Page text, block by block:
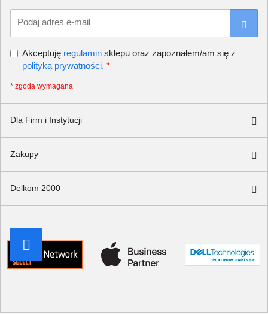
Dla Firm i Instytucji
Zakupy
Delkom 2000
Podaj adres e-mail
Akceptuję regulamin sklepu oraz zapoznałem/am się z
polityką prywatności. *
* zgoda wymagana